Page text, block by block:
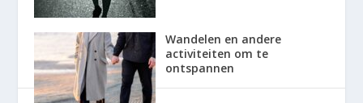
Wandelen en andere
activiteiten om te
ontspannen